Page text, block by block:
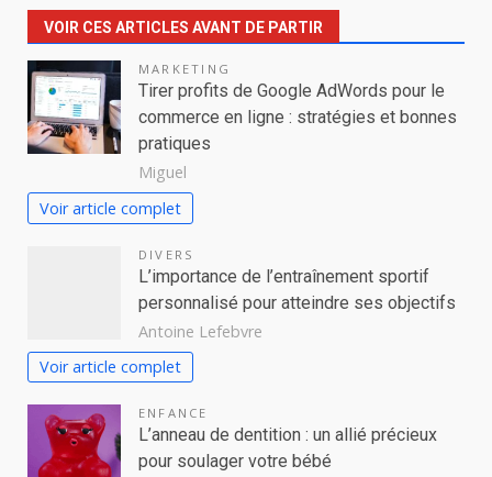
VOIR CES ARTICLES AVANT DE PARTIR
MARKETING
Tirer profits de Google AdWords pour le
commerce en ligne : stratégies et bonnes
pratiques
Miguel
Voir article complet
DIVERS
L’importance de l’entraînement sportif
personnalisé pour atteindre ses objectifs
Antoine Lefebvre
Voir article complet
ENFANCE
L’anneau de dentition : un allié précieux
pour soulager votre bébé